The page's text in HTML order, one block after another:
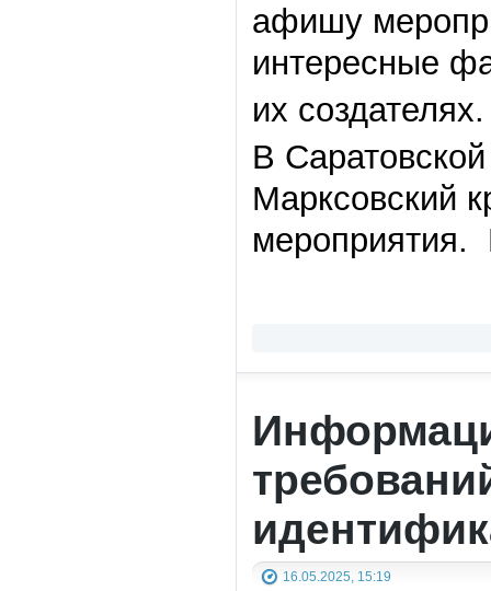
афишу
интересные
их создателях.
В
Марксовский
мероприятия.
16.05.2025, 15:19